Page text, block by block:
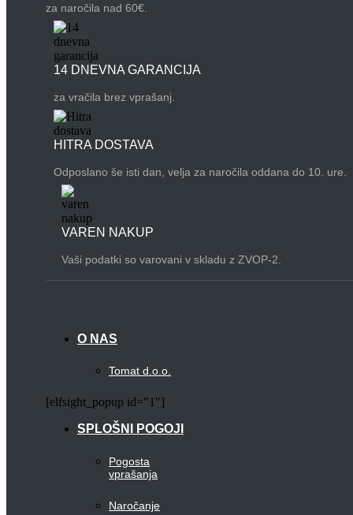
za naročila nad 60€.
14 DNEVNA GARANCIJA
za vračila brez vprašanj.
HITRA DOSTAVA
Odposlano še isti dan, velja za naročila oddana do 10. ure.
VAREN NAKUP
Vaši podatki so varovani v skladu z ZVOP-2.
O NAS
Tomat d.o.o.
[elfsight_popup id="1"]
SPLOŠNI POGOJI
Pogosta
vprašanja
Naročanje